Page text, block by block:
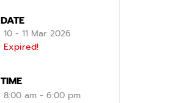
DATE
10 - 11 Mar 2026
Expired!
TIME
8:00 am - 6:00 pm